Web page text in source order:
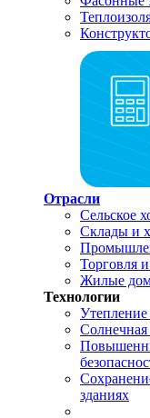
Отрасли
Сельское
Склады и
Торговля
Жилые
Технологии
Солнечная
зданиях